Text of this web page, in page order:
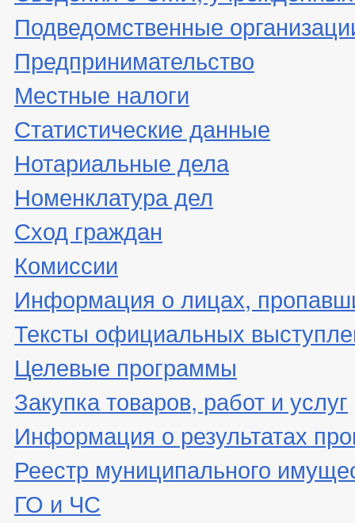
Подведомственные
Предпринимательство
Местные налоги
Статистические данные
Нотариальные дела
Номенклатура дел
Сход граждан
Комиссии
Информация о лицах,
Тексты официальных
Целевые программы
Закупка товаров, работ и услуг
Информация о результатах
Реестр муниципального
ГО и ЧС